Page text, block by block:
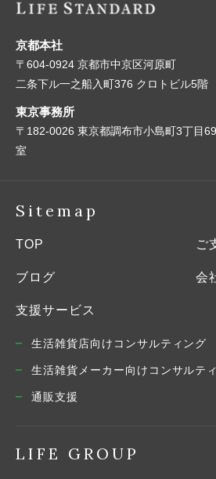
京都本社
〒604-0924 京都市中京区河原町
二条下ル一之船入町376 クロトビル5階
東京事務所
〒182-0026 東京都調布市小島町3丁目
室
Sitemap
TOP ご
ブログ 会
支援サービス
生活雑貨店向けコンサルティング
生活雑貨メーカー向けコンサルテ
通販支援
LIFE GROUP